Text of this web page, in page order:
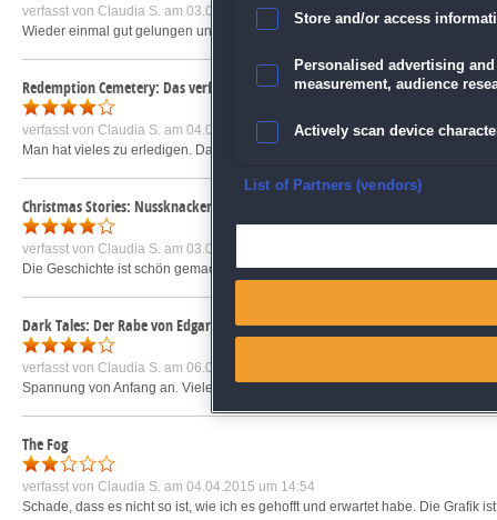
verfasst von Claudia S. am 03.08.2012 um 18:47
Wieder einmal gut gelungen und man freut sich immer auf einen neuen Teil
Redemption Cemetery: Das verfluchte Zeichen
verfasst von Claudia S. am 04.07.2022 um 17:37
Man hat vieles zu erledigen. Das Spiel macht von Anfang an Spaß
Christmas Stories: Nussknacker
verfasst von Claudia S. am 03.01.2018 um 16:32
Die Geschichte ist schön gemacht. Die Karte die dieses Mal dabei ist, fand
Dark Tales: Der Rabe von Edgar Allan Poe
verfasst von Claudia S. am 06.04.2021 um 15:19
Spannung von Anfang an. Viele Rätsel zu lösen. Manchmal einfach,
The Fog
verfasst von Claudia S. am 04.04.2015 um 14:54
Schade, dass es nicht so ist, wie ich es gehofft und erwartet habe. Die Grafik
Store and/or access
Personalised advertising
measurement, audience
Actively scan device
Ensure security, prevent
List of Partners (vendors)